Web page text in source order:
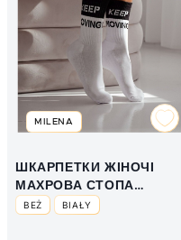
MILENA
ШКАРПЕТКИ ЖІНОЧІ
МАХРОВА СТОПА
UNIQUE KEEP MOVING
BEŻ BIAŁY